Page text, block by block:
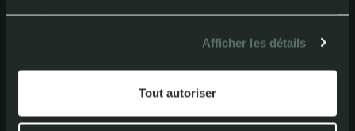
services.
Afficher les détails
Tout autoriser